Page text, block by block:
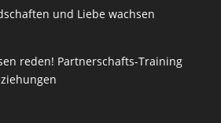
und Liebe wachsen
reden! Partnerschafts-Training